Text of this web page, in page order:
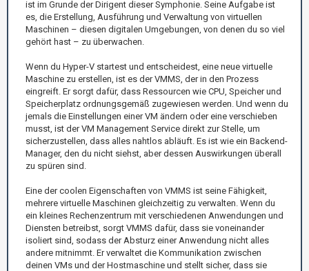
ist im Grunde der Dirigent dieser Symphonie. Seine Aufgabe ist
es, die Erstellung, Ausführung und Verwaltung von virtuellen
Maschinen – diesen digitalen Umgebungen, von denen du so viel
gehört hast – zu überwachen.
Wenn du Hyper-V startest und entscheidest, eine neue virtuelle
Maschine zu erstellen, ist es der VMMS, der in den Prozess
eingreift. Er sorgt dafür, dass Ressourcen wie CPU, Speicher und
Speicherplatz ordnungsgemäß zugewiesen werden. Und wenn du
jemals die Einstellungen einer VM ändern oder eine verschieben
musst, ist der VM Management Service direkt zur Stelle, um
sicherzustellen, dass alles nahtlos abläuft. Es ist wie ein Backend-
Manager, den du nicht siehst, aber dessen Auswirkungen überall
zu spüren sind.
Eine der coolen Eigenschaften von VMMS ist seine Fähigkeit,
mehrere virtuelle Maschinen gleichzeitig zu verwalten. Wenn du
ein kleines Rechenzentrum mit verschiedenen Anwendungen und
Diensten betreibst, sorgt VMMS dafür, dass sie voneinander
isoliert sind, sodass der Absturz einer Anwendung nicht alles
andere mitnimmt. Er verwaltet die Kommunikation zwischen
deinen VMs und der Hostmaschine und stellt sicher, dass sie